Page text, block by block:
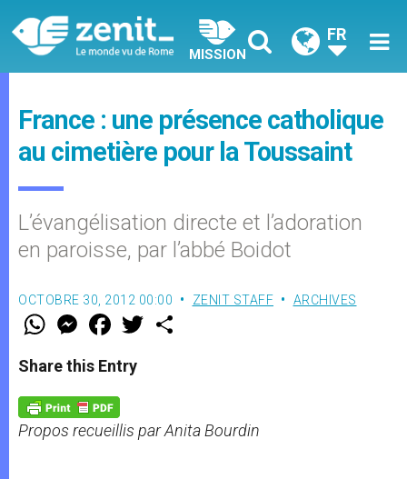
MISSION
FR
France : une présence catholique
au cimetière pour la Toussaint
L’évangélisation directe et l’adoration
en paroisse, par l’abbé Boidot
OCTOBRE 30, 2012 00:00 ZENIT STAFF ARCHIVES
W
t
s
p
p
M
e
s
e
g
e
r
F
a
e
b
o
k
w
Share this Entry
Propos recueillis par Anita Bourdin